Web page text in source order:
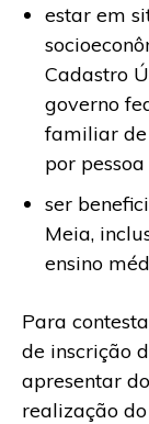
estar em
Cadastro
governo
familiar de
por
ser
Meia,
ensino
Para
de inscrição
apresentar
realização